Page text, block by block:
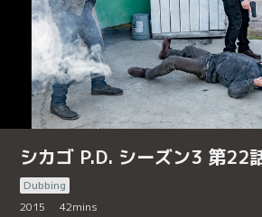
シカゴ P.D. シーズン3 第22
Dubbing
2015
42mins